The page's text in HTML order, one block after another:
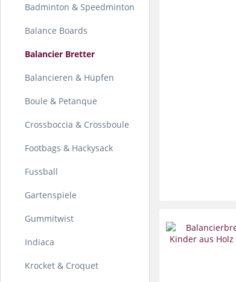
Badminton & Speedminton
Balance Boards
Balancier Bretter
Balancieren & Hüpfen
Boule & Petanque
Crossboccia & Crossboule
Footbags & Hackysack
Fussball
Gartenspiele
Gummitwist
Indiaca
Krocket & Croquet